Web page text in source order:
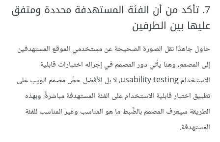
7. تأكد من أن الفئة المستهدفة محددة ومتفق
عليها بين الطرفين
حاول جاهدًا نقل الصورة الصحيحة عن مستخدمي الموقع المستهدفين
إلى المصمم، وهنا يأتي دور المصمم في إجرائه اختبارات قابلية
الاستخدام usability testing، لا بل الأفضل حضّ مصمم الويب على
تطبيق اختبار قابلية الاستخدام على الفئة المستهدفة مباشرةً، وبهذه
الطريقة سيعرف المصمم بالضَّبط ما هو المناسب وغير المناسب للفئة
المستهدفة.